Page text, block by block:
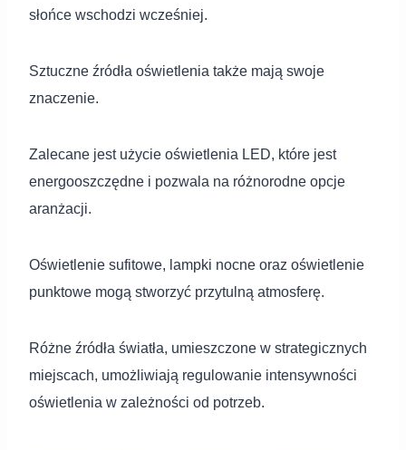
słońce wschodzi wcześniej.
Sztuczne źródła oświetlenia także mają swoje
znaczenie.
Zalecane jest użycie oświetlenia LED, które jest
energooszczędne i pozwala na różnorodne opcje
aranżacji.
Oświetlenie sufitowe, lampki nocne oraz oświetlenie
punktowe mogą stworzyć przytulną atmosferę.
Różne źródła światła, umieszczone w strategicznych
miejscach, umożliwiają regulowanie intensywności
oświetlenia w zależności od potrzeb.